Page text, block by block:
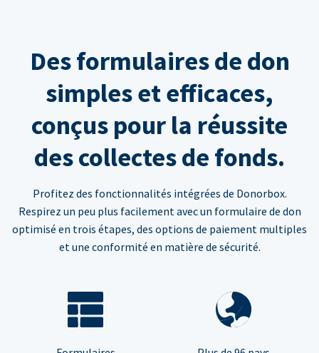
Des formulaires de don
simples et efficaces,
conçus pour la réussite
des collectes de fonds.
Profitez des fonctionnalités intégrées de Donorbox.
Respirez un peu plus facilement avec un formulaire de don
optimisé en trois étapes, des options de paiement multiples
et une conformité en matière de sécurité.